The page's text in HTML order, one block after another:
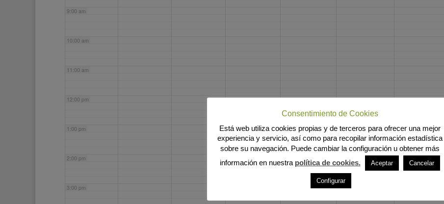
9:00 am
10:00 am
11:00 am
12:00 pm
1:00 pm
2:00 pm
3:00 pm
Consentimiento de Cookies
Está web utiliza cookies propias y de terceros para ofrecer una mejor
experiencia y servicio, así como para recopilar información estadística
sobre su navegación. Puede cambiar la configuración u obtener más
información en nuestra política de cookies. Aceptar Cancelar
Configurar